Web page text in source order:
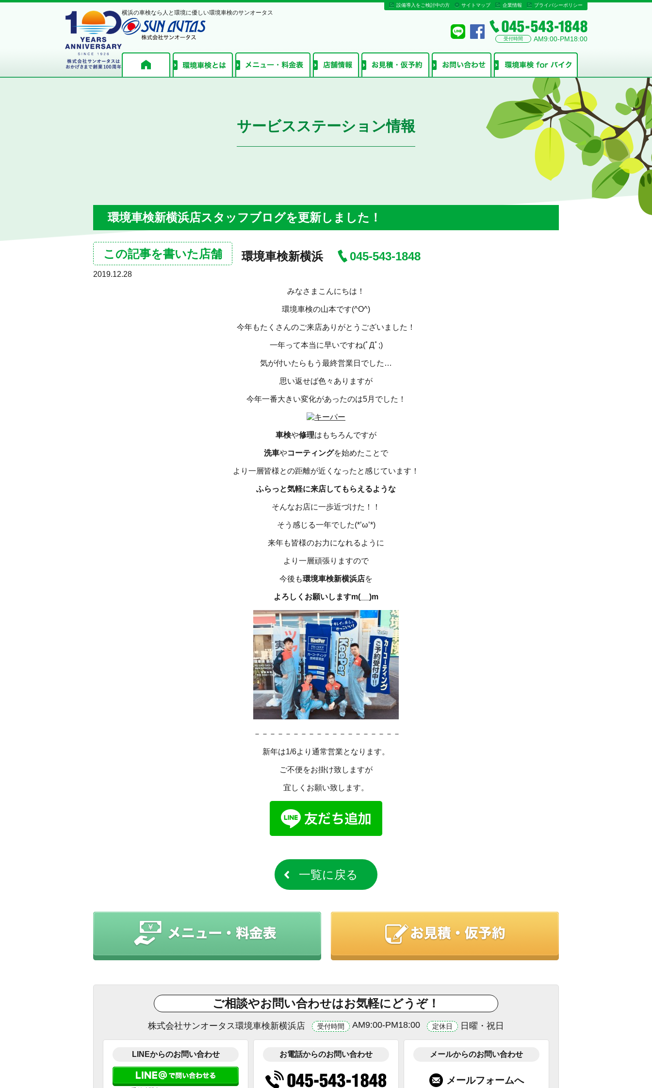
設備導入をご検討中の方 サイトマップ 企業情報 プライバシーポリシー
横浜の車検なら人と環境に優しい環境車検のサンオータス
受付時間 AM9:00-PM18:00
サービスステーション情報
環境車検新横浜店スタッフブログを更新しました！
この記事を書いた店舗 環境車検新横浜 045-543-1848
2019.12.28
みなさまこんにちは！
環境車検の山本です(^O^)
今年もたくさんのご来店ありがとうございました！
一年って本当に早いですね(ﾟДﾟ;)
気が付いたらもう最終営業日でした…
思い返せば色々ありますが
今年一番大きい変化があったのは5月でした！
車検や修理はもちろんですが
洗車やコーティングを始めたことで
より一層皆様との距離が近くなったと感じています！
ふらっと気軽に来店してもらえるような
そんなお店に一歩近づけた！！
そう感じる一年でした(*’ω’*)
来年も皆様のお力になれるように
より一層頑張りますので
今後も環境車検新横浜店を
よろしくお願いしますm(__)m
－－－－－－－－－－－－－－－－－－－
新年は1/6より通常営業となります。
ご不便をお掛け致しますが
宜しくお願い致します。
一覧に戻る
ご相談やお問い合わせはお気軽にどうぞ！
株式会社サンオータス環境車検新横浜店 受付時間 AM9:00-PM18:00 定休日 日曜・祝日
LINEからのお問い合わせ お電話からのお問い合わせ メールからのお問い合わせ
メールフォームへ